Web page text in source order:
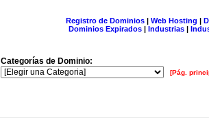
Registro de Dominios| Web Hosting |
Dominios Expirados | Industrias |
Categorías de Dominio:
[Pág.